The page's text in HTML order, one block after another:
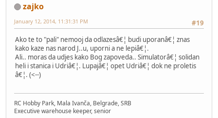
zajko
#19
January 12, 2014, 11:31:31 PM
Ako te to "pali" nemooj da odlazesâ€¦ budi uporanâ€¦ znas
kako kaze nas narod J..u, uporni a ne lepiâ€¦.
Ali.. moras da udjes kako Bog zapoveda.. Simulatorâ€¦ solidan
heli i stanica i Udriâ€¦. Lupajâ€¦ opet Udriâ€¦ dok ne proletis
â€¦. (<--)
RC Hobby Park, Mala Ivanča, Belgrade, SRB
Executive warehouse keeper, senior